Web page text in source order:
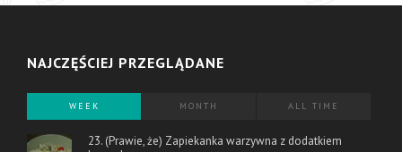
NAJCZĘŚCIEJ PRZEGLĄDANE
WEEK MONTH ALL TIME
23. (Prawie, że) Zapiekanka warzywna z dodatkiem